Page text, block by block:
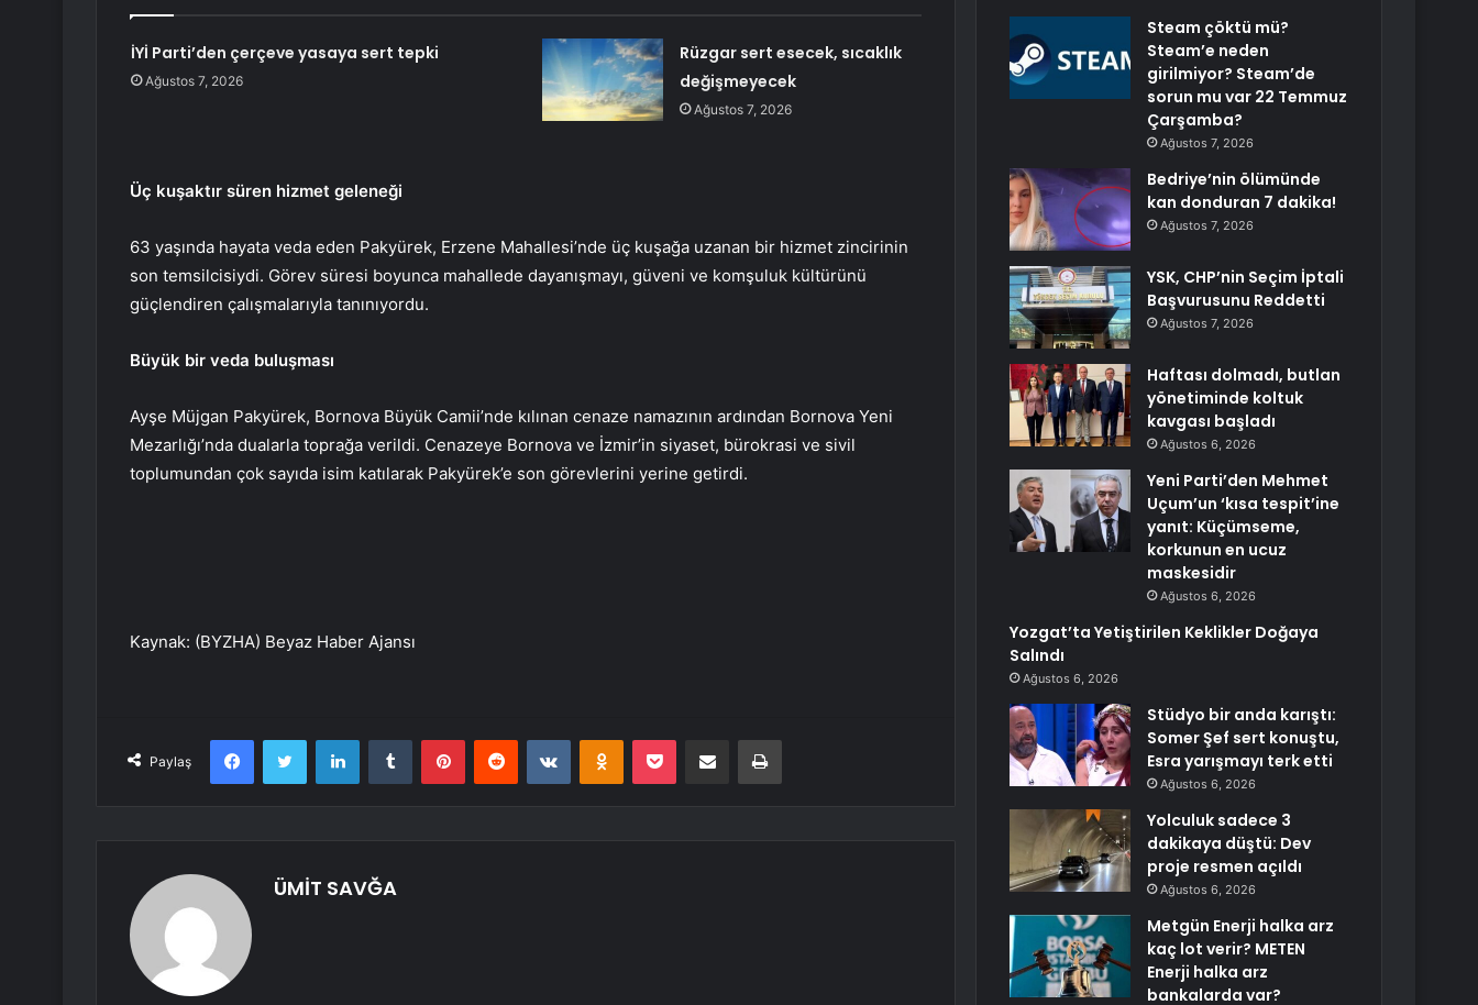
İYİ Parti’den çerçeve yasaya sert tepki
Ağustos 7, 2026
Rüzgar sert esecek, sıcaklık
değişmeyecek
Ağustos 7, 2026
Üç kuşaktır süren hizmet geleneği
63 yaşında hayata veda eden Pakyürek, Erzene Mahallesi’nde üç kuşağa uzanan bir hizmet zincirinin
son temsilcisiydi. Görev süresi boyunca mahallede dayanışmayı, güveni ve komşuluk kültürünü
güçlendiren çalışmalarıyla tanınıyordu.
Büyük bir veda buluşması
Ayşe Müjgan Pakyürek, Bornova Büyük Camii’nde kılınan cenaze namazının ardından Bornova Yeni
Mezarlığı’nda dualarla toprağa verildi. Cenazeye Bornova ve İzmir’in siyaset, bürokrasi ve sivil
toplumundan çok sayıda isim katılarak Pakyürek’e son görevlerini yerine getirdi.
Kaynak: (BYZHA) Beyaz Haber Ajansı
Paylaş
FacebookTwitter LinkedInTumblr PinterestReddit VKontakteOdnoklassniki
Pocket E-Posta ile paylaş Yazdır
ÜMİT SAVĞA
Steam çöktü mü?
Steam’e neden
girilmiyor? Steam’de
sorun mu var 22 Temmuz
Çarşamba?
Ağustos 7, 2026
Bedriye’nin ölümünde
kan donduran 7 dakika!
Ağustos 7, 2026
YSK, CHP’nin Seçim İptali
Başvurusunu Reddetti
Ağustos 7, 2026
Haftası dolmadı, butlan
yönetiminde koltuk
kavgası başladı
Ağustos 6, 2026
Yeni Parti’den Mehmet
Uçum’un ‘kısa tespit’ine
yanıt: Küçümseme,
korkunun en ucuz
maskesidir
Ağustos 6, 2026
Yozgat’ta Yetiştirilen Keklikler Doğaya
Salındı
Ağustos 6, 2026
Stüdyo bir anda karıştı:
Somer Şef sert konuştu,
Esra yarışmayı terk etti
Ağustos 6, 2026
Yolculuk sadece 3
dakikaya düştü: Dev
proje resmen açıldı
Ağustos 6, 2026
Metgün Enerji halka arz
kaç lot verir? METEN
Enerji halka arz
bankalarda var?